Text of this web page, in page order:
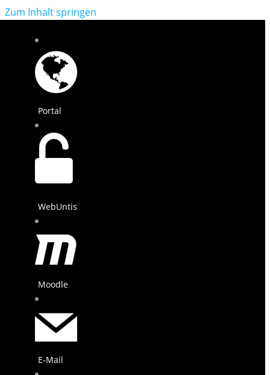
Zum Inhalt springen
Portal
WebUntis
Moodle
E-Mail